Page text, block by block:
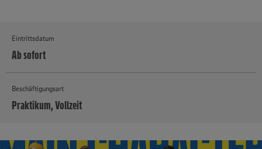
Eintrittsdatum
Ab sofort
Beschäftigungsart
Praktikum, Vollzeit